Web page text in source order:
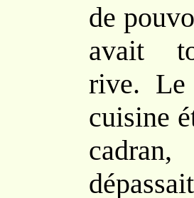
de
avait
rive.
cuisine